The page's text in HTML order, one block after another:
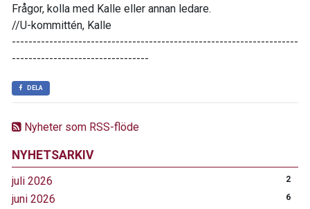
Nyheter som RSS-flöde
NYHETSARKIV
juli 2026 2
juni 2026 6
Frågor, kolla med Kalle eller annan ledare.
//U-kommittén, Kalle
---------------------------------------------------------------------
---------------------------------
DELA